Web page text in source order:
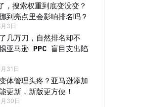
，搜索权重到底变没变？
到亮点里会影响排名吗？
3日
几万刀，自然排名却不
亚马逊 PPC 盲目支出陷
31日
体管理头疼？亚马逊添加
更新，新版更方便！
30日